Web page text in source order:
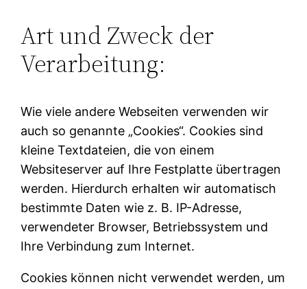
Art und Zweck der
Verarbeitung:
Wie viele andere Webseiten verwenden wir
auch so genannte „Cookies“. Cookies sind
kleine Textdateien, die von einem
Websiteserver auf Ihre Festplatte übertragen
werden. Hierdurch erhalten wir automatisch
bestimmte Daten wie z. B. IP-Adresse,
verwendeter Browser, Betriebssystem und
Ihre Verbindung zum Internet.
Cookies können nicht verwendet werden, um